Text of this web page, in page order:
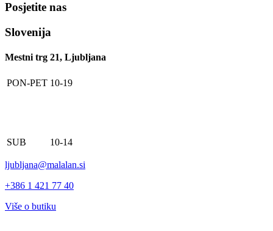
Posjetite nas
Slovenija
Mestni trg 21, Ljubljana
PON-PET 10-19
SUB 10-14
ljubljana@malalan.si
+386 1 421 77 40
Više o butiku